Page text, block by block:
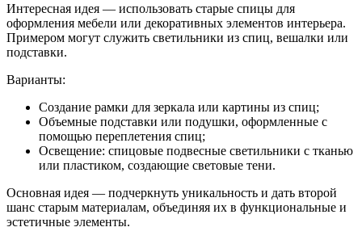
Интересная идея — использовать старые спицы для
оформления мебели или декоративных элементов интерьера.
Примером могут служить светильники из спиц, вешалки или
подставки.
Варианты:
Создание рамки для зеркала или картины из спиц;
Объемные подставки или подушки, оформленные с
помощью переплетения спиц;
Освещение: спицовые подвесные светильники с тканью
или пластиком, создающие световые тени.
Основная идея — подчеркнуть уникальность и дать второй
шанс старым материалам, объединяя их в функциональные и
эстетичные элементы.